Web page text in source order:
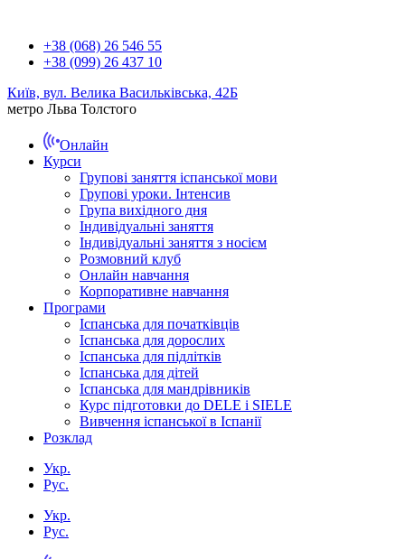
+38 (068) 26 546 55
+38 (099) 26 437 10
Київ, вул. Велика Васильківська, 42Б
метро Льва Толстого
Онлайн
Курси
Групові заняття іспанської мови
Групові уроки. Інтенсив
Група вихідного дня
Індивідуальні заняття
Індивідуальні заняття з носієм
Розмовний клуб
Онлайн навчання
Корпоративне навчання
Програми
Іспанська для початківців
Іспанська для дорослих
Іспанська для підлітків
Іспанська для дітей
Іспанська для мандрівників
Курс підготовки до DELE і SIELE
Вивчення іспанської в Іспанії
Розклад
Укр.
Рус.
Укр.
Рус.